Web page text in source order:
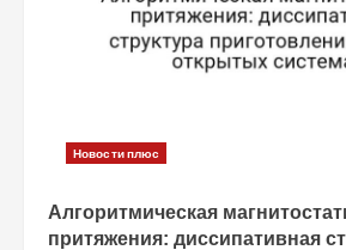
и
е
Новости плюс
Алгоритмическая
притяжения: диссипативная